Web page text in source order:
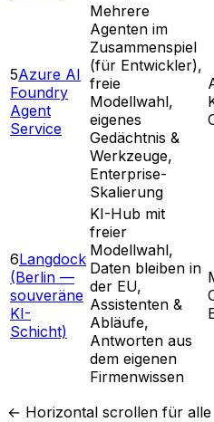
5Azure AI
Foundry
Agent
Service
Mehrere
Agenten im
Zusammenspiel
(für Entwickler),
freie
Modellwahl,
eigenes
Gedächtnis &
Werkzeuge,
Enterprise-
Skalierung
6Langdock
(Berlin —
souveräne
KI-
Schicht)
KI-Hub mit
freier
Modellwahl,
Daten bleiben in
der EU,
Assistenten &
Abläufe,
Antworten aus
dem eigenen
Firmenwissen
← Horizontal scrollen für alle